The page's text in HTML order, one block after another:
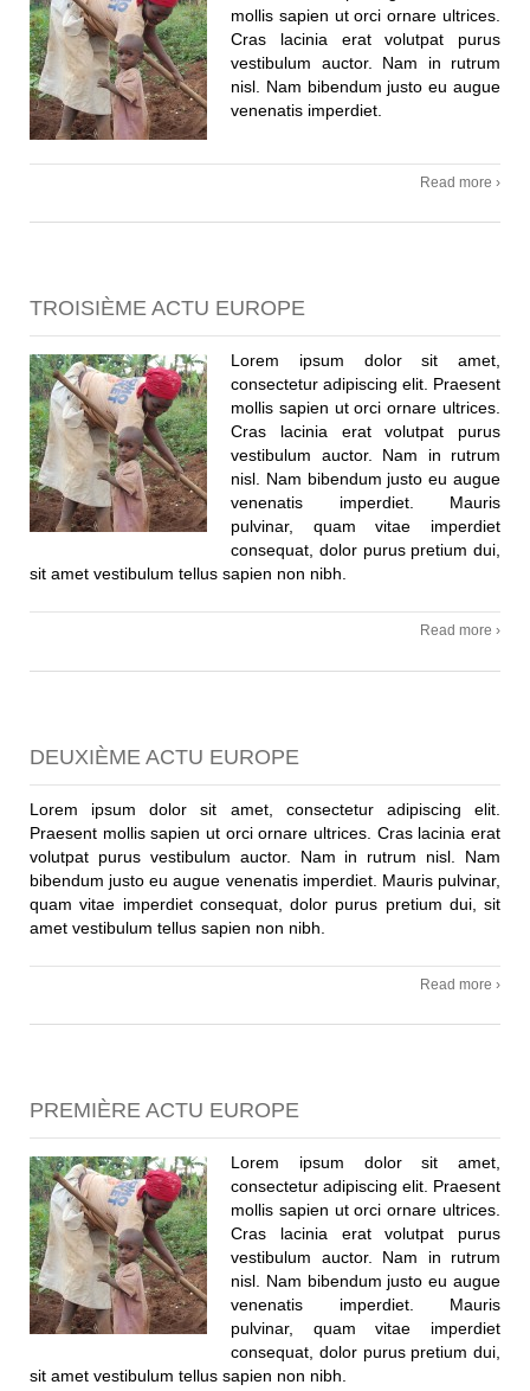
mollis sapien ut orci ornare ultrices.
Cras lacinia erat volutpat purus
vestibulum auctor. Nam in rutrum
nisl. Nam bibendum justo eu augue
venenatis imperdiet.
Read more ›
TROISIÈME ACTU EUROPE
Lorem ipsum dolor sit amet,
consectetur adipiscing elit. Praesent
mollis sapien ut orci ornare ultrices.
Cras lacinia erat volutpat purus
vestibulum auctor. Nam in rutrum
nisl. Nam bibendum justo eu augue
venenatis imperdiet. Mauris
pulvinar, quam vitae imperdiet
consequat, dolor purus pretium dui,
sit amet vestibulum tellus sapien non nibh.
Read more ›
DEUXIÈME ACTU EUROPE
Lorem ipsum dolor sit amet, consectetur adipiscing elit.
Praesent mollis sapien ut orci ornare ultrices. Cras lacinia erat
volutpat purus vestibulum auctor. Nam in rutrum nisl. Nam
bibendum justo eu augue venenatis imperdiet. Mauris pulvinar,
quam vitae imperdiet consequat, dolor purus pretium dui, sit
amet vestibulum tellus sapien non nibh.
Read more ›
PREMIÈRE ACTU EUROPE
Lorem ipsum dolor sit amet,
consectetur adipiscing elit. Praesent
mollis sapien ut orci ornare ultrices.
Cras lacinia erat volutpat purus
vestibulum auctor. Nam in rutrum
nisl. Nam bibendum justo eu augue
venenatis imperdiet. Mauris
pulvinar, quam vitae imperdiet
consequat, dolor purus pretium dui,
sit amet vestibulum tellus sapien non nibh.